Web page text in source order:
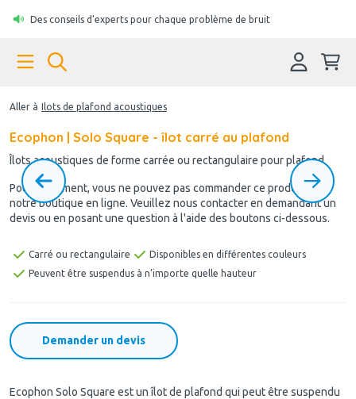
Des conseils d'experts pour chaque problème de bruit
Aller à Ilots de plafond acoustiques
Ecophon | Solo Square - îlot carré au plafond
Îlots acoustiques de forme carrée ou rectangulaire pour plafond
Pour le moment, vous ne pouvez pas commander ce produit via
notre boutique en ligne. Veuillez nous contacter en demandant un
devis ou en posant une question à l'aide des boutons ci-dessous.
Carré ou rectangulaire
Disponibles en différentes couleurs
Peuvent être suspendus à n’importe quelle hauteur
Demander un devis
Ecophon Solo Square est un îlot de plafond qui peut être suspendu